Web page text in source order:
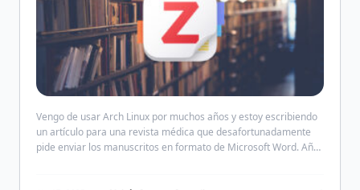
Vengo de usar Arch Linux por muchos años y estoy escribiendo
un artículo para una revista médica que desafortunadamente
pide enviar los manuscritos en formato de Microsoft Word. Años